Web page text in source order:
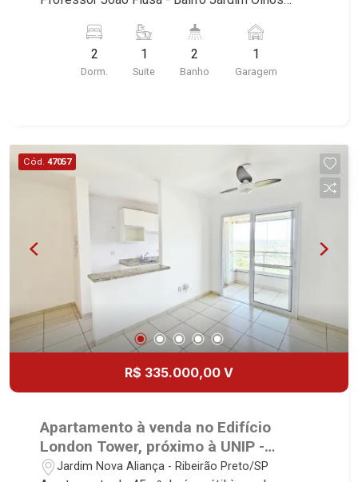
características deste imóvel que a Martinelli
Imobiliária selecionou para você: - 55m² de área
útil - 2 dormitórios sendo 1 suíte - Banheiro
Especialistas em Venda, Locação e
Lançamentos! Avenida João Fiúsa, 1051 - Alto da
Boa Vista | Ribeirão Preto.
2
Dorm.
1
Suite
2
Banho
1
Garagem
Cód. 47057
R$ 335.000,00 V
Apartamento à venda no Edifício
London Tower, próximo à UNIP -
Ribeirão Preto/SP.
Jardim Nova Aliança - Ribeirão Preto/SP